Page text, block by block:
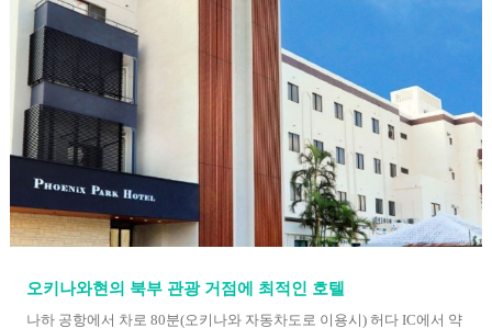
오키나와현의 북부 관광 거점에 최적인 호텔
나하 공항에서 차로 80분(오키나와 자동차도로 이용시) 허다 IC에서 약